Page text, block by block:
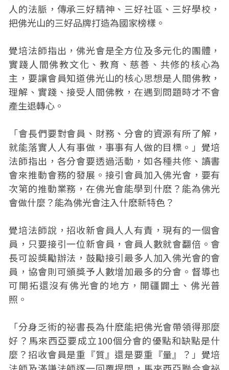
人的法脈，傳承三好精神、三好社區、三好學校，
把佛光山的三好品牌打造為國家榜樣。
覺培法師指出，佛光會是全方位及多元化的團體，
實踐人間佛教文化、教育、慈善、共修的核心為
主，要讓會員知道佛光山的核心思想是人間佛教，
理解、實踐、接受人間佛教，在遇到問題時才不會
產生退轉心。
「會長們要對會員、財務、分會的資源有所了解，
就能落實人人有事做，事事有人做的目標。」覺培
法師指出，各分會要透過活動，如各種共修、讀書
會來推動會務的發展。接引會員加入佛光會，要有
次第的推動業務，在佛光會能學到什麽？能為佛光
會做什麼？能為佛光會注入什麽新特色？
覺培法師說，招收新會員人人有責，現有的一個會
員，只要接引一位新會員，會員人數就會翻倍。會
長可設獎勵辦法，鼓勵接引最多人加入佛光會的會
員，協會則可頒獎予人數增加最多的分會。督導也
可開拓還沒有佛光會的地方，開疆闢土、佛光普
照。
「分身乏術的祕書長為什麽能把佛光會帶領得那麼
好？馬來西亞要成立100個分會的優點和缺點是什
麼？招收會員是重『質』還是要重『量』？」覺培